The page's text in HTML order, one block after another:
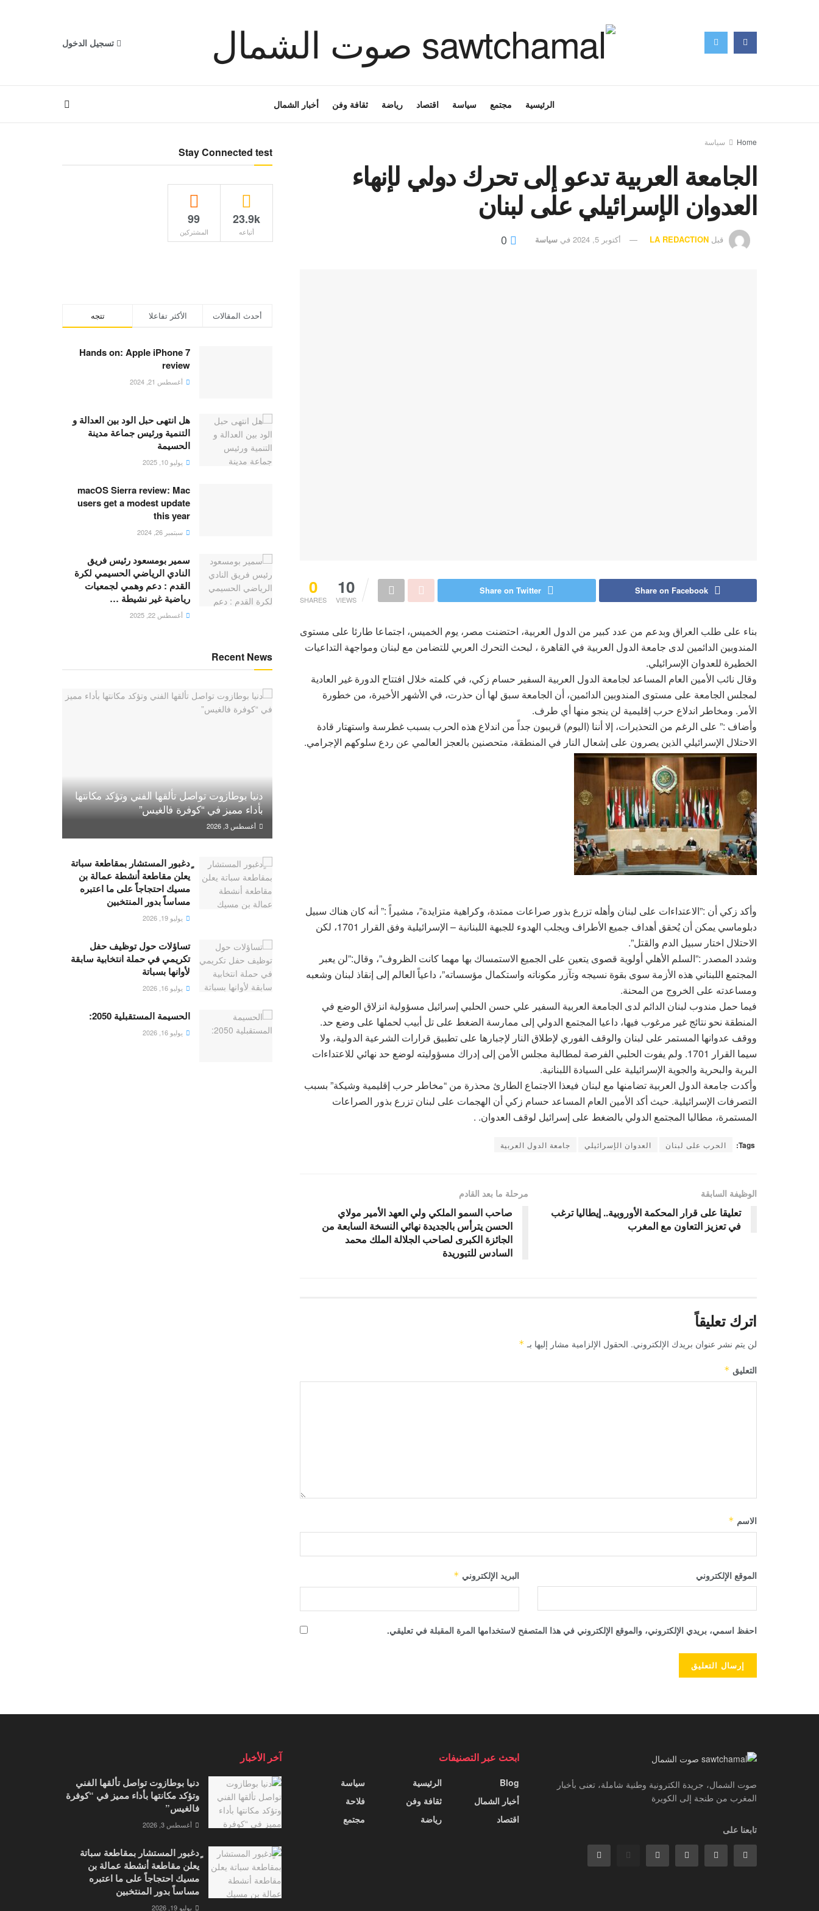
تسجيل الدخول
الرئيسية مجتمع سياسة اقتصاد رياضة ثقافة وفن أخبار الشمال
Home سياسة
الجامعة العربية تدعو إلى تحرك دولي لإنهاء
العدوان الإسرائيلي على لبنان
قبل LA REDACTION أكتوبر 5, 2024 في سياسة
0
SHARES
10
VIEWS
Share on Facebook
Share on Twitter
بناء على طلب العراق وبدعم من عدد كبير من الدول العربية، احتضنت مصر، يوم الخميس، اجتماعا طارئا على مستوى
المندوبين الدائمين لدى جامعة الدول العربية في القاهرة ، لبحث التحرك العربي للتضامن مع لبنان ومواجهة التداعيات
الخطيرة للعدوان الإسرائيلي.
وقال نائب الأمين العام المساعد لجامعة الدول العربية السفير حسام زكي، في كلمته خلال افتتاح الدورة غير العادية
لمجلس الجامعة على مستوى المندوبين الدائمين، أن الجامعة سبق لها أن حذرت، في الأشهر الأخيرة، من خطورة
الأمر. ومخاطر اندلاع حرب إقليمية لن ينجو منها أي طرف.
وأضاف :” على الرغم من التحذيرات، إلا أننا (اليوم) قريبون جداً من اندلاع هذه الحرب بسبب غطرسة واستهتار قادة
الاحتلال الإسرائيلي الذين يصرون على إشعال النار في المنطقة، متحصنين بالعجز العالمي عن ردع سلوكهم الإجرامي.
وأكد زكي أن :”الاعتداءات على لبنان وأهله تزرع بذور صراعات ممتدة، وكراهية متزايدة”، مشيراً :” أنه كان هناك سبيل
دبلوماسي يمكن أن يُحقق أهداف جميع الأطراف ويجلب الهدوء للجبهة اللبنانية – الإسرائيلية وفق القرار 1701، لكن
الاحتلال اختار سبيل الدم والقتل”.
وشدد المصدر :”السلم الأهلي أولوية قصوى يتعين على الجميع الاستمساك بها مهما كانت الظروف”، وقال:”لن يعبر
المجتمع اللبناني هذه الأزمة سوى بقوة نسيجه وتآزر مكوناته واستكمال مؤسساته”، داعياً العالم إلى إنقاذ لبنان وشعبه
ومساعدته على الخروج من المحنة.
فيما حمل مندوب لبنان الدائم لدى الجامعة العربية السفير علي حسن الحلبي إسرائيل مسؤولية انزلاق الوضع في
المنطقة نحو نتائج غير مرغوب فيها، داعيا المجتمع الدولي إلى ممارسة الضغط على تل أبيب لحملها على وضع حد.
ووقف عدوانها المستمر على لبنان والوقف الفوري لإطلاق النار لإجبارها على تطبيق قرارات الشرعية الدولية، ولا
سيما القرار 1701. ولم يفوت الحلبي الفرصة لمطالبة مجلس الأمن إلى إدراك مسؤوليته لوضع حد نهائي للاعتداءات
البرية والبحرية والجوية الإسرائيلية على السيادة اللبنانية.
وأكدت جامعة الدول العربية تضامنها مع لبنان فيعذا الاجتماع الطارئ محذرة من “مخاطر حرب إقليمية وشيكة” بسبب
التصرفات الإسرائيلية. حيث أكد الأمين العام المساعد حسام زكي أن الهجمات على لبنان تزرع بذور الصراعات
المستمرة، مطالبا المجتمع الدولي بالضغط على إسرائيل لوقف العدوان. .
Tags: الحرب على لبنان العدوان الإسرائيلي جامعة الدول العربية
الوظيفة السابقة
تعليقا على قرار المحكمة الأوروبية.. إيطاليا ترغب
في تعزيز التعاون مع المغرب
مرحلة ما بعد القادم
صاحب السمو الملكي ولي العهد الأمير مولاي
الحسن يترأس بالجديدة نهائي النسخة السابعة من
الجائزة الكبرى لصاحب الجلالة الملك محمد
السادس للتبوريدة
اترك تعليقاً
لن يتم نشر عنوان بريدك الإلكتروني. الحقول الإلزامية مشار إليها بـ *
التعليق *
الاسم *
البريد الإلكتروني * الموقع الإلكتروني
احفظ اسمي، بريدي الإلكتروني، والموقع الإلكتروني في هذا المتصفح لاستخدامها المرة المقبلة في تعليقي.
Stay Connected test
23.9k
أتباعه
99
المشتركين
تتجه الأكثر تفاعلا أحدث المقالات
Hands on: Apple iPhone 7
review
أغسطس 21, 2024
هل انتهى حبل الود بين العدالة و
التنمية ورئيس جماعة مدينة
الحسيمة
يوليو 10, 2025
macOS Sierra review: Mac
users get a modest update
this year
سبتمبر 26, 2024
سمير بومسعود رئيس فريق
النادي الرياضي الحسيمي لكرة
القدم : دعم وهمي لجمعيات
رياضية غير نشيطة …
أغسطس 22, 2025
Recent News
دنيا بوطازوت تواصل تألقها الفني وتؤكد مكانتها
بأداء مميز في “كوفرة فالغيس”
أغسطس 3, 2026
ٍدغبور المستشار بمقاطعة سباتة
يعلن مقاطعة أنشطة عمالة بن
مسيك احتجاجاً على ما اعتبره
مساساً بدور المنتخبين
يوليو 19, 2026
تساؤلات حول توظيف حفل
تكريمي في حملة انتخابية سابقة
لأوانها بسباتة
يوليو 16, 2026
الحسيمة المستقبلية 2050:
يوليو 16, 2026
صوت الشمال، جريدة الكترونية وطنية شاملة، تعنى بأخبار
المغرب من طنجة إلى الكويرة
تابعنا على
ابحث عبر التصنيفات
Blog
أخبار الشمال
اقتصاد
الرئيسية
ثقافة وفن
رياضة
سياسة
فلاحة
مجتمع
آخر الأخبار
دنيا بوطازوت تواصل تألقها الفني
وتؤكد مكانتها بأداء مميز في “كوفرة
فالغيس”
أغسطس 3, 2026
ٍدغبور المستشار بمقاطعة سباتة
يعلن مقاطعة أنشطة عمالة بن
مسيك احتجاجاً على ما اعتبره
مساساً بدور المنتخبين
يوليو 19, 2026